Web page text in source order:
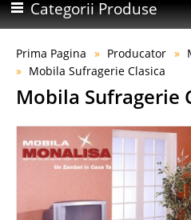
Categorii Produse
Prima Pagina Producator
Mobila Sufragerie Clasica
Mobila Sufragerie